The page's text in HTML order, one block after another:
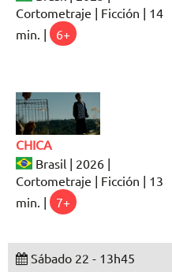
Cortometraje | Ficción | 14
min. |
6+
CHICA
Brasil | 2026 |
Cortometraje | Ficción | 13
min. |
7+
Sábado 22 - 13h45